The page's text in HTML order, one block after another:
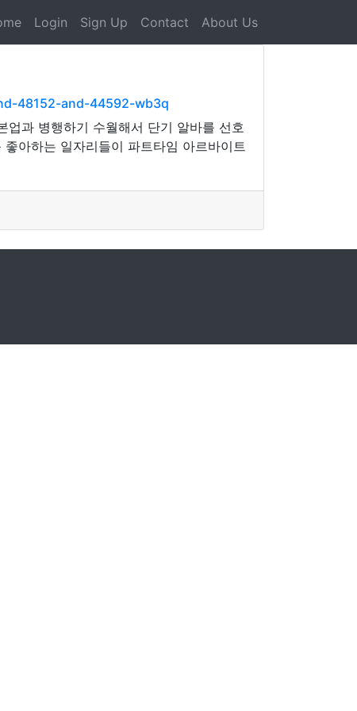
Login Sign Up Contact About Us
48152-and-44592-wb3q
업과 병행하기 수월해서 단기 알바를 선호
아하는 일자리들이 파트타임 아르바이트